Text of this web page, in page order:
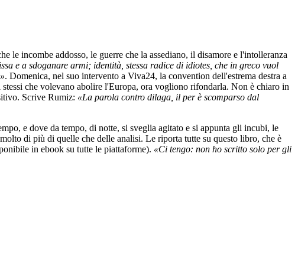
le incombe addosso, le guerre che la assediano, il disamore e l'intolleranza
e a sdoganare armi; identità, stessa radice di idiotes, che in greco vuol
. Domenica, nel suo intervento a Viva24, la convention dell'estrema destra a
stessi che volevano abolire l'Europa, ora vogliono rifondarla. Non è chiaro in
Scrive Rumiz: «La parola contro dilaga, il per è scomparso dal
e dove da tempo, di notte, si sveglia agitato e si appunta gli incubi, le
di più di quelle che delle analisi. Le riporta tutte su questo libro, che è
in ebook su tutte le piattaforme). «Ci tengo: non ho scritto solo per gli